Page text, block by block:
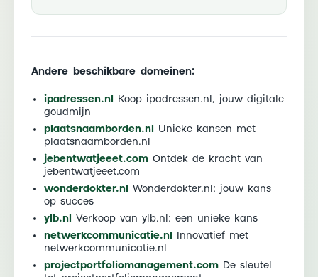
Andere beschikbare domeinen:
ipadressen.nl
Koop ipadressen.nl, jouw digitale
goudmijn
plaatsnaamborden.nl
Unieke kansen met
plaatsnaamborden.nl
jebentwatjeeet.com Ontdek de kracht van
jebentwatjeeet.com
wonderdokter.nl
Wonderdokter.nl: jouw kans
op succes
ylb.nl
Verkoop van ylb.nl: een unieke kans
netwerkcommunicatie.nl
Innovatief met
netwerkcommunicatie.nl
projectportfoliomanagement.com De sleutel